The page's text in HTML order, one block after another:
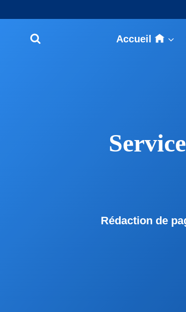
au
contenu
Accueil
Rédaction de